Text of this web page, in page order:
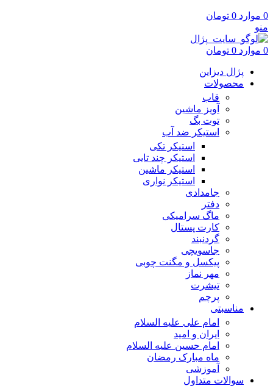
0 موارد 0 تومان
منو
0 موارد 0 تومان
پژال دیزاین
محصولات
قاب
آویز ماشین
توت بگ
استیکر ضد آب
استیکر تکی
استیکر چند تایی
استیکر ماشین
استیکر نواری
جامدادی
دفتر
ماگ سرامیکی
کارت پستال
گردنبند
جاسویچی
پیکسل و مگنت چوبی
مهر نماز
تیشرت
پرچم
مناسبتی
امام علی علیه السلام
ایران و امید
امام حسین علیه السلام
ماه مبارک رمضان
آموزشی
سوالات متداول